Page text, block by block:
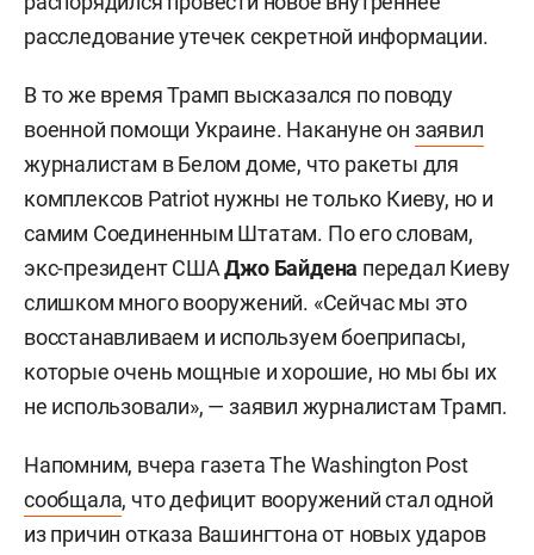
расследование утечек секретной информации.
В то же время Трамп высказался по поводу
военной помощи Украине. Накануне он заявил
журналистам в Белом доме, что ракеты для
комплексов Patriot нужны не только Киеву, но и
самим Соединенным Штатам. По его словам,
экс-президент СШАДжо Байдена передал Киеву
слишком много вооружений. «Сейчас мы это
восстанавливаем и используем боеприпасы,
которые очень мощные и хорошие, но мы бы их
не использовали», — заявил журналистам Трамп.
Напомним, вчера газета The Washington Post
сообщала, что дефицит вооружений стал одной
из причин отказа Вашингтона от новых ударов